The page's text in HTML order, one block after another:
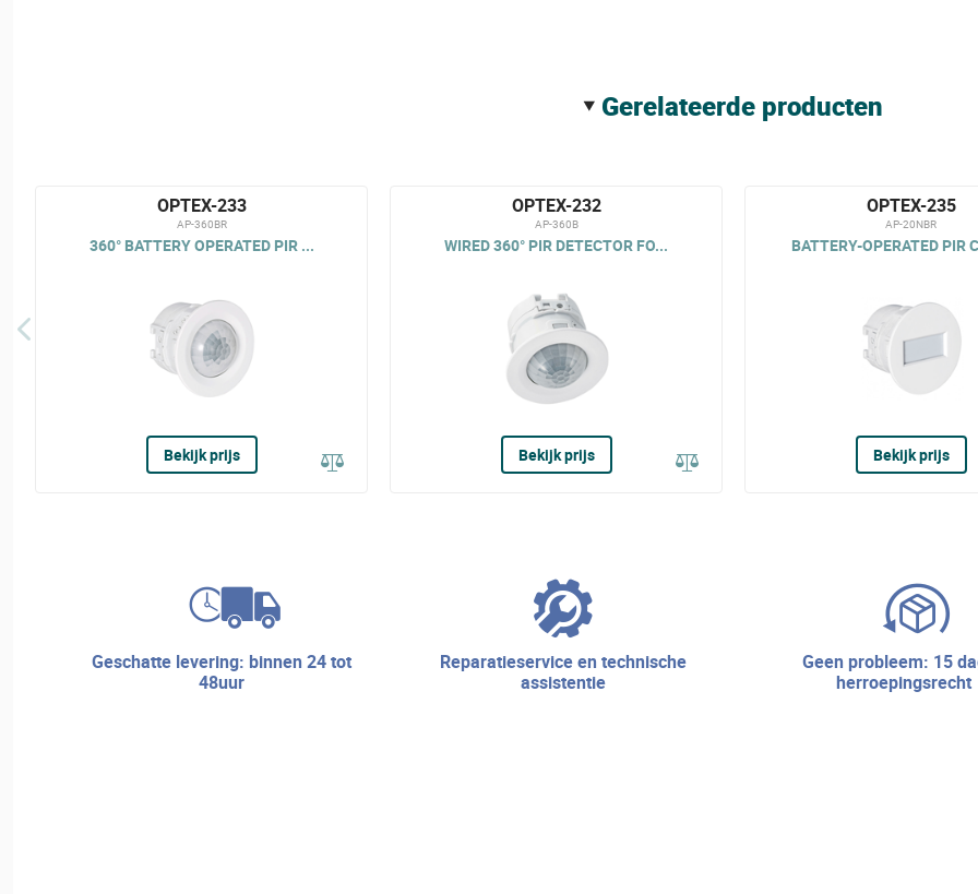
gerelateerde producten
OPTEX-233
AP-360BR
360° BATTERY OPERATED PIR ...
Bekijk prijs
OPTEX-232
AP-360B
WIRED 360° PIR DETECTOR FO...
Bekijk prijs
OPTEX-235
AP-20NBR
BATTERY-OPERATED PIR
Bekijk prijs
geschatte levering: binnen 24 tot
48uur
reparatieservice en technische
assistentie
geen probleem: 15 dagen
herroepingsrecht